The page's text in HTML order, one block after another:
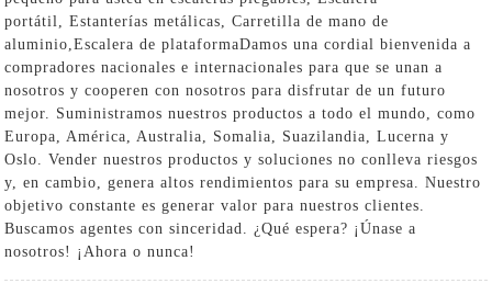
portátil
,Estanterías metálicas ,Carretilla de mano de
aluminio ,Escalera de plataformaDamos una cordial bienvenida a
compradores nacionales e internacionales para que se unan a
nosotros y cooperen con nosotros para disfrutar de un futuro
mejor. Suministramos nuestros productos a todo el mundo, como
Europa, América, Australia, Somalia, Suazilandia, Lucerna y
Oslo. Vender nuestros productos y soluciones no conlleva riesgos
y, en cambio, genera altos rendimientos para su empresa. Nuestro
objetivo constante es generar valor para nuestros clientes.
Buscamos agentes con sinceridad. ¿Qué espera? ¡Únase a
nosotros! ¡Ahora o nunca!